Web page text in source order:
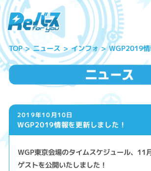
TOP ニュース インフォ WGP2019情
2019年10月10日
WGP2019情報を更新しました！
WGP東京会場のタイムスケジュール、11
ゲストを公開いたしました！